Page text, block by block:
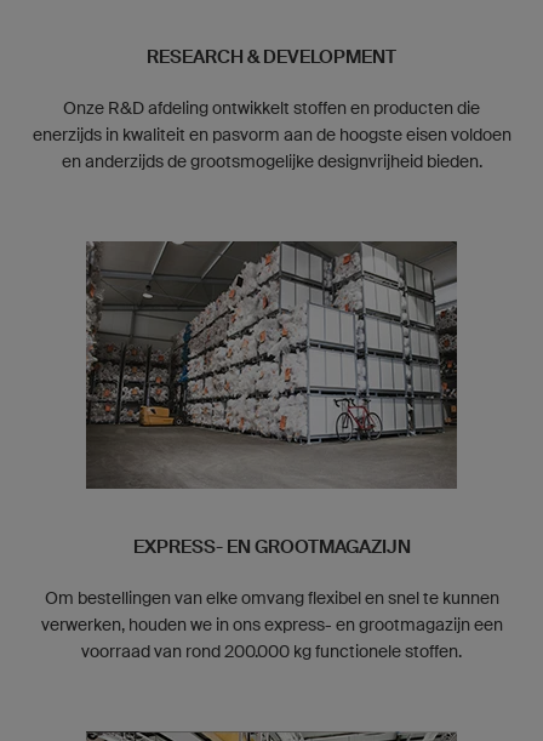
RESEARCH & DEVELOPMENT
Onze R&D afdeling ontwikkelt stoffen en producten die
enerzijds in kwaliteit en pasvorm aan de hoogste eisen voldoen
en anderzijds de grootsmogelijke designvrijheid bieden.
EXPRESS- EN GROOTMAGAZIJN
Om bestellingen van elke omvang flexibel en snel te kunnen
verwerken, houden we in ons express- en grootmagazijn een
voorraad van rond 200.000 kg functionele stoffen.